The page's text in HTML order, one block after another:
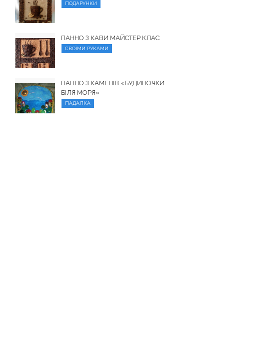
ПОДАРУНКИ
ПАННО З КАВИ МАЙСТЕР КЛАС
СВОЇМИ РУКАМИ
ПАННО З КАМЕНІВ «БУДИНОЧКИ
БІЛЯ МОРЯ»
ПАДАЛКА